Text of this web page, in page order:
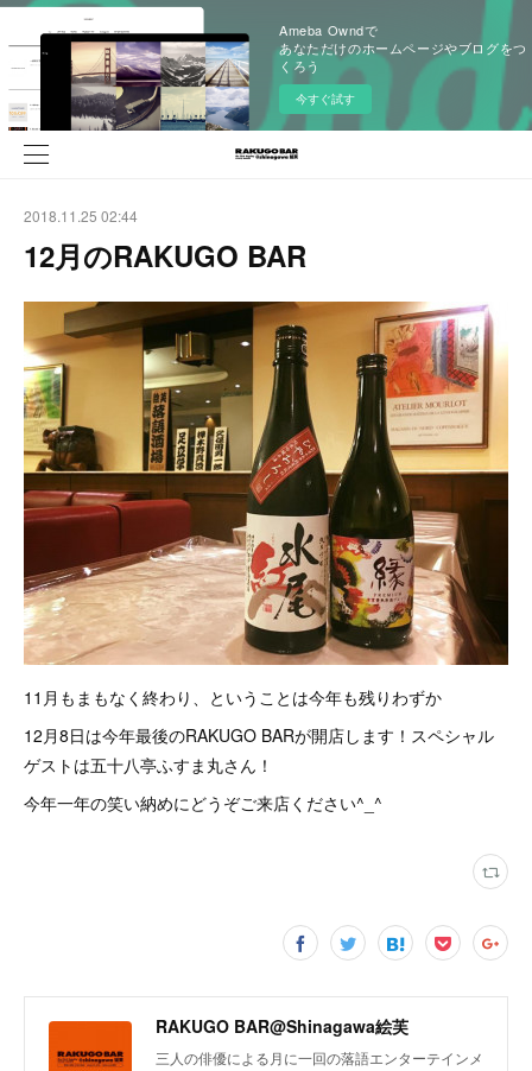
Ameba Owndで
あなただけのホームページやブログをつ
くろう
今すぐ試す
2018.11.25 02:44
12月のRAKUGO BAR
11月もまもなく終わり、ということは今年も残りわずか
12月8日は今年最後のRAKUGO BARが開店します！スペシャル
ゲストは五十八亭ふすま丸さん！
今年一年の笑い納めにどうぞご来店ください^_^
RAKUGO BAR@Shinagawa絵芙
三人の俳優による月に一回の落語エンターテインメ